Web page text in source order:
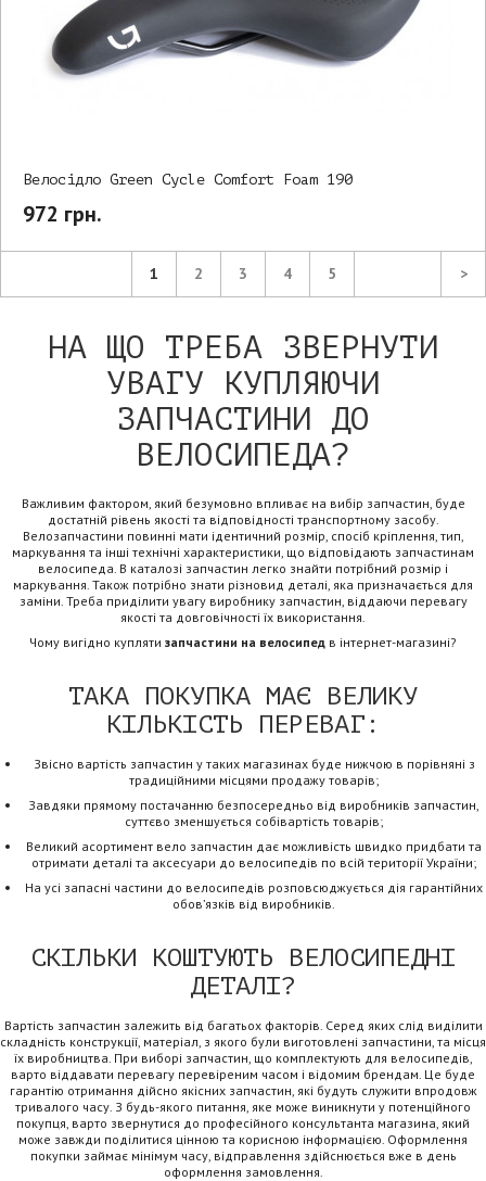
Велосідло Green Cycle Comfort Foam 190
972 грн.
1 2 3 4 5 >
НА ЩО ТРЕБА ЗВЕРНУТИ
УВАГУ КУПЛЯЮЧИ
ЗАПЧАСТИНИ ДО
ВЕЛОСИПЕДА?
Важливим фактором, який безумовно впливає на вибір запчастин, буде
достатній рівень якості та відповідності транспортному засобу.
Велозапчастини повинні мати ідентичний розмір, спосіб кріплення, тип,
маркування та інші технічні характеристики, що відповідають запчастинам
велосипеда. В каталозі запчастин легко знайти потрібний розмір і
маркування. Також потрібно знати різновид деталі, яка призначається для
заміни. Треба приділити увагу виробнику запчастин, віддаючи перевагу
якості та довговічності їх використання.
Чому вигідно купляти запчастини на велосипед в інтернет-магазині?
ТАКА ПОКУПКА МАЄ ВЕЛИКУ
КІЛЬКІСТЬ ПЕРЕВАГ:
Звісно вартість запчастин у таких магазинах буде нижчою в порівняні з
традиційними місцями продажу товарів;
Завдяки прямому постачанню безпосередньо від виробників запчастин,
суттєво зменшується собівартість товарів;
Великий асортимент вело запчастин дає можливість швидко придбати та
отримати деталі та аксесуари до велосипедів по всій території України;
На усі запасні частини до велосипедів розповсюджується дія гарантійних
обов’язків від виробників.
СКІЛЬКИ КОШТУЮТЬ ВЕЛОСИПЕДНІ
ДЕТАЛІ?
Вартість запчастин залежить від багатьох факторів. Серед яких слід виділити
складність конструкції, матеріал, з якого були виготовлені запчастини, та місця
їх виробництва. При виборі запчастин, що комплектують для велосипедів,
варто віддавати перевагу перевіреним часом і відомим брендам. Це буде
гарантію отримання дійсно якісних запчастин, які будуть служити впродовж
тривалого часу. З будь-якого питання, яке може виникнути у потенційного
покупця, варто звернутися до професійного консультанта магазина, який
може завжди поділитися цінною та корисною інформацією. Оформлення
покупки займає мінімум часу, відправлення здійснюється вже в день
оформлення замовлення.